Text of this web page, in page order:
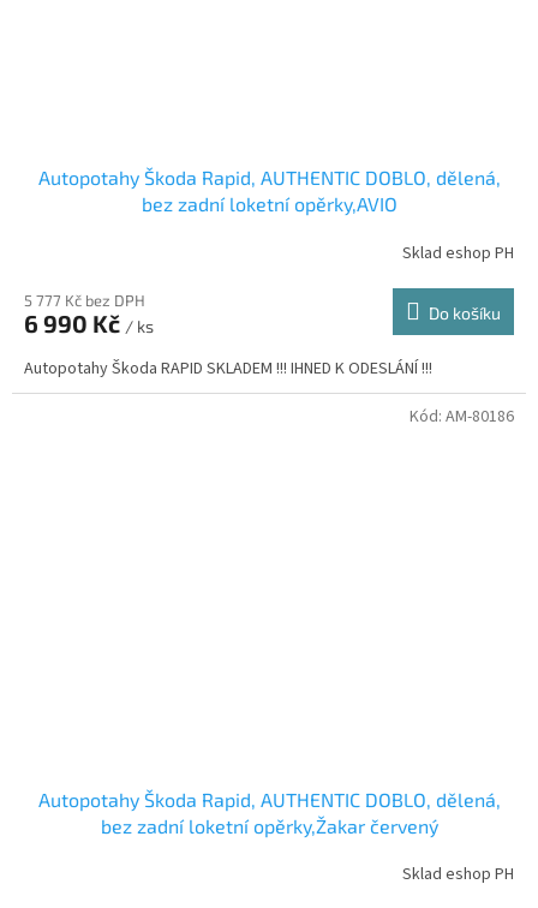
Autopotahy Škoda Rapid, AUTHENTIC DOBLO, dělená,
bez zadní loketní opěrky,AVIO
Sklad eshop PH
5 777 Kč bez DPH
6 990 Kč / ks
Do košíku
Autopotahy Škoda RAPID SKLADEM !!! IHNED K ODESLÁNÍ !!!
Autopotahy Škoda Rapid, AUTHENTIC DOBLO, dělená,
bez zadní loketní opěrky,Žakar červený
Sklad eshop PH
Kód: AM-80186